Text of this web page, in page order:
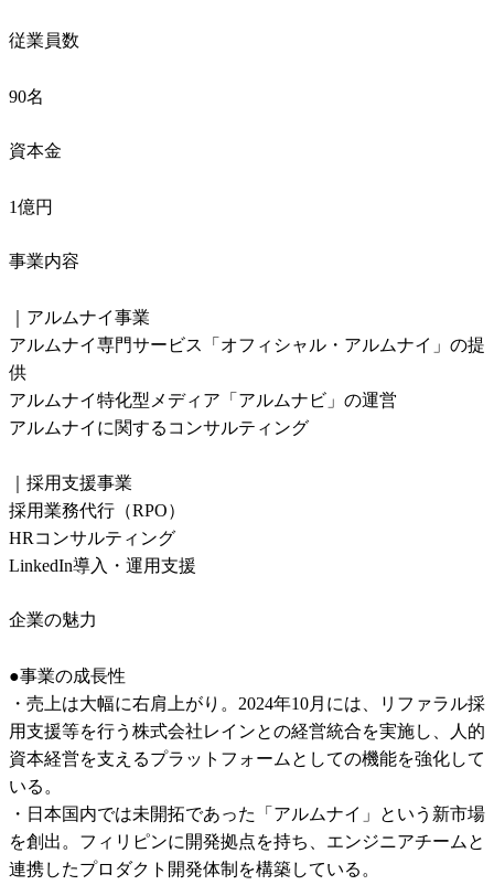
従業員数
90名
資本金
1億円
事業内容
｜アルムナイ事業
アルムナイ専門サービス「オフィシャル・アルムナイ」の提
供
アルムナイ特化型メディア「アルムナビ」の運営
アルムナイに関するコンサルティング
｜採用支援事業
採用業務代行（RPO）
HRコンサルティング
LinkedIn導入・運用支援
企業の魅力
●事業の成長性
・売上は大幅に右肩上がり。2024年10月には、リファラル採
用支援等を行う株式会社レインとの経営統合を実施し、人的
資本経営を支えるプラットフォームとしての機能を強化して
いる。
・日本国内では未開拓であった「アルムナイ」という新市場
を創出。フィリピンに開発拠点を持ち、エンジニアチームと
連携したプロダクト開発体制を構築している。